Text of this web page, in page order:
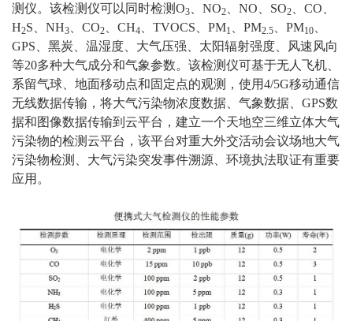
测仪。该检测仪可以同时检测O3 、NO2 、NO、SO2
、CO、
H2S、NH3 、CO2 、CH4 、TVOCS、PM1 、PM2.5 、PM10
GPS、黑炭、温湿度、大气压强、太阳辐射强度、风速风向
等20多种大气成分和气象参数。该检测仪可基于无人飞机、
系留气球、地面移动点和固定点的观测，使用4/5G移动通信
无线数据传输，将大气污染物浓度数据、气象数据、GPS数
据和图像数据传输到云平台，建立一个天地空三维立体大气
污染物的检测云平台，该平台对重大外交活动会议场地大气
污染物检测、大气污染突发事件溯源、环境执法取证有重要
应用。